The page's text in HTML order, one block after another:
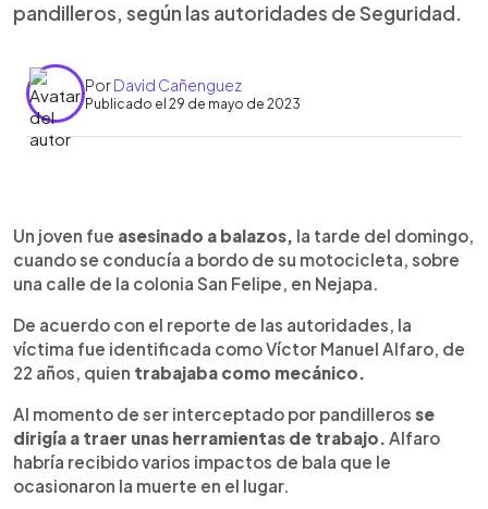
pandilleros, según las autoridades de Seguridad.
PorDavid Cañenguez
Publicado el 29 de mayo de 2023
Escuchar artículo
Un joven fue asesinado a balazos, la tarde del domingo,
cuando se conducía a bordo de su motocicleta, sobre
una calle de la colonia San Felipe, en Nejapa.
De acuerdo con el reporte de las autoridades, la
víctima fue identificada como Víctor Manuel Alfaro, de
22 años, quien trabajaba como mecánico.
Al momento de ser interceptado por pandilleros se
dirigía a traer unas herramientas de trabajo. Alfaro
habría recibido varios impactos de bala que le
ocasionaron la muerte en el lugar.